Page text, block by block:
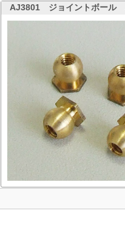
AJ3801 ジョイントボー